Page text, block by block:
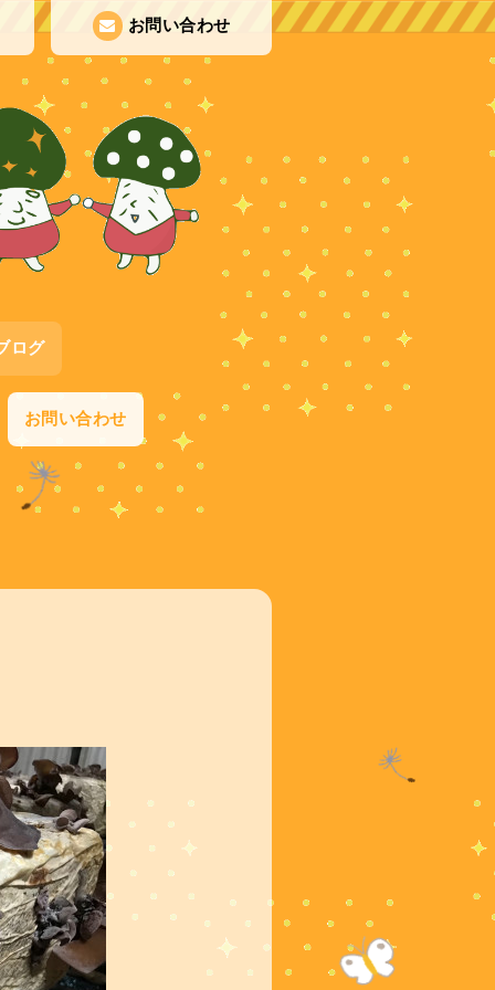
お問い合わせ
ログ
お問い合わせ